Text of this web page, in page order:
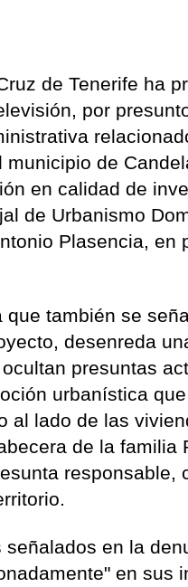
de Tenerife ha
por
de
en calidad de
de Urbanismo
Plasencia, en
también se
desenreda
presuntas
urbanística
al lado de las
de la familia
responsable,
en la
en sus